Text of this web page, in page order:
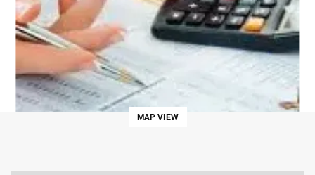
MAP VIEW